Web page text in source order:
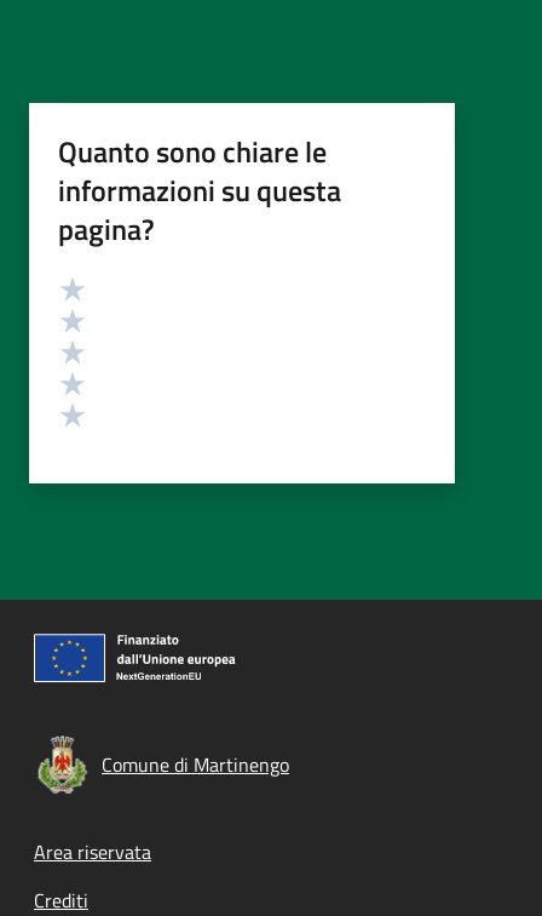
Quanto sono chiare le
informazioni su questa
pagina?
Valutazione
Comune di Martinengo
Footer menu
Area riservata
Crediti